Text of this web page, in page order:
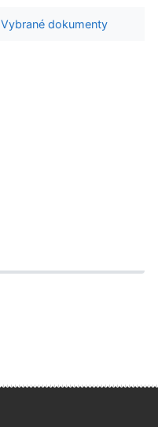
Vybrané dokumenty